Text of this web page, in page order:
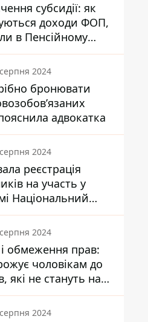
субсидії: як
доходи ФОП,
в Пенсійному
2024
бронювати
адвокатка
2024
реєстрація
на участь у
Національний
як це зробити
Дія
2024
обмеження прав:
чоловікам до
які не стануть на
облік
2024